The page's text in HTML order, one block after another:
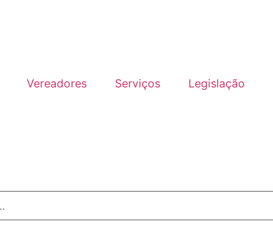
Vereadores Serviços Legislação